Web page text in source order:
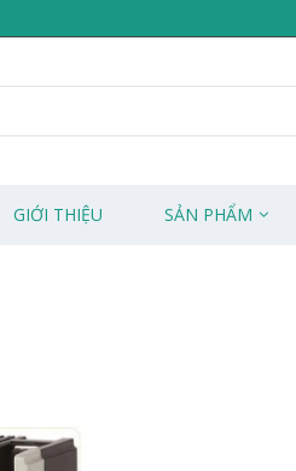
GIỚI THIỆU SẢN PHẨM